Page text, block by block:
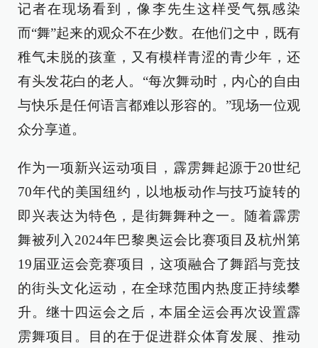
记者在现场看到，像李先生这样受气氛感染
而“舞”起来的观众不在少数。在他们之中，既有
稚气未脱的孩童，又有模样青涩的青少年，还
有头发花白的老人。“每次舞动时，内心的自由
与快乐是任何语言都难以形容的。”现场一位观
众分享道。
作为一项新兴运动项目，霹雳舞起源于20世纪
70年代的美国纽约，以地板动作与技巧旋转的
即兴表达为特色，是街舞舞种之一。随着霹雳
舞被列入2024年巴黎奥运会比赛项目及杭州第
19届亚运会竞赛项目，这项融合了舞蹈与竞技
的街头文化运动，在全球范围内热度正持续攀
升。继十四运会之后，本届全运会再次设置霹
雳舞项目。目的在于促进群众体育发展、推动